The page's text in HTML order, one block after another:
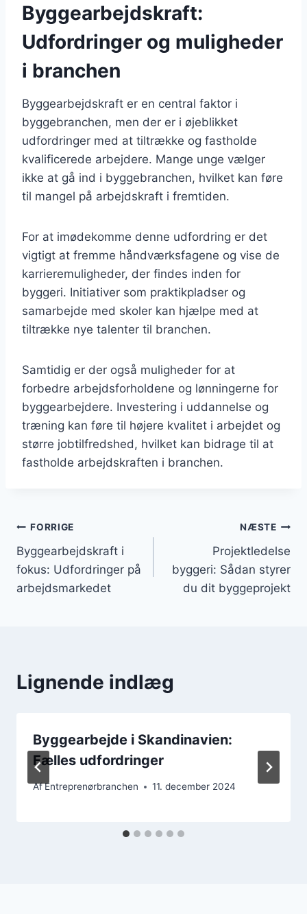
Byggearbejdskraft:
Udfordringer og muligheder
i branchen
Byggearbejdskraft er en central faktor i
byggebranchen, men der er i øjeblikket
udfordringer med at tiltrække og fastholde
kvalificerede arbejdere. Mange unge vælger
ikke at gå ind i byggebranchen, hvilket kan føre
til mangel på arbejdskraft i fremtiden.
For at imødekomme denne udfordring er det
vigtigt at fremme håndværksfagene og vise de
karrieremuligheder, der findes inden for
byggeri. Initiativer som praktikpladser og
samarbejde med skoler kan hjælpe med at
tiltrække nye talenter til branchen.
Samtidig er der også muligheder for at
forbedre arbejdsforholdene og lønningerne for
byggearbejdere. Investering i uddannelse og
træning kan føre til højere kvalitet i arbejdet og
større jobtilfredshed, hvilket kan bidrage til at
fastholde arbejdskraften i branchen.
Indlægsnavigation
FORRIGE
Byggearbejdskraft i
fokus: Udfordringer på
arbejdsmarkedet
NÆSTE
Projektledelse
byggeri: Sådan styrer
du dit byggeprojekt
Lignende indlæg
Byggearbejde i Skandinavien:
Fælles udfordringer
AfEntreprenørbranchen 11. december 2024